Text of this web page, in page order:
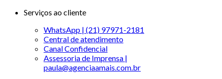
Serviços ao cliente
WhatsApp | (21) 97971-2181
Central de atendimento
Canal Confidencial
Assessoria de Imprensa |
paula@agenciaamais.com.br